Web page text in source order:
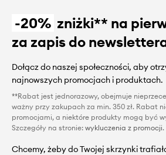
-20% zniżki** na
za zapis do
Dołącz do naszej społeczności, aby
najnowszych promocjach i produktach.
**Rabat jest jednorazowy, obejmuje
ważny przy zakupach za min. 350 zł. Rabat
promocjami, a niektóre produkty mogą być
Szczegóły na stronie: wykluczenia z promocji.
Chcemy, żeby do Twojej skrzynki